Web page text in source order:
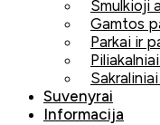
Smulkioji
Gamtos
Parkai ir
Suvenyrai
Informacija